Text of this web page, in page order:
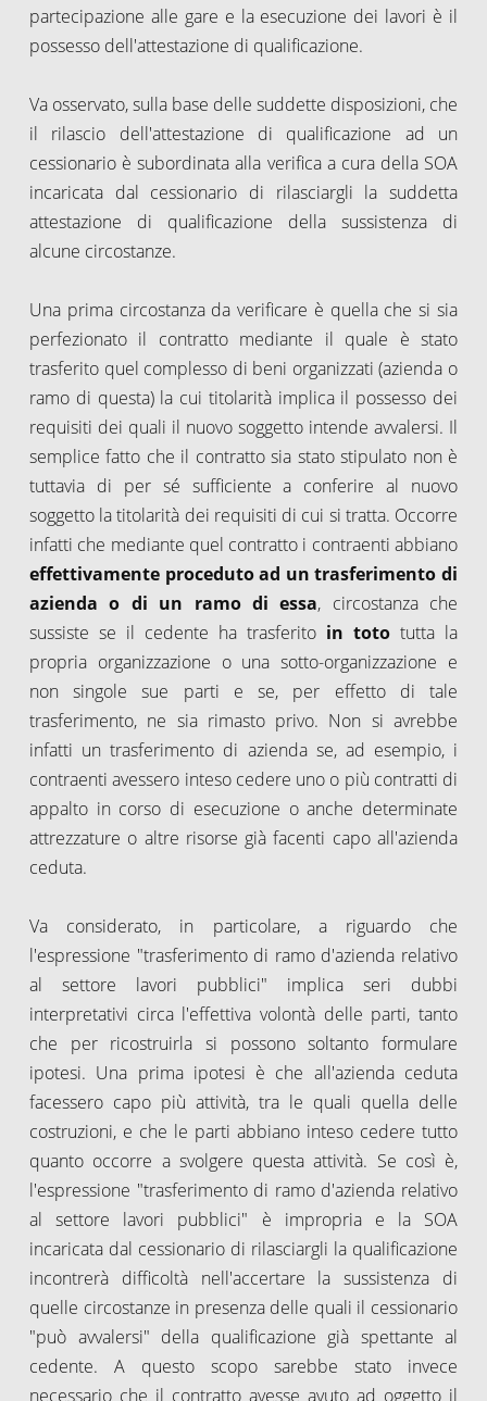
partecipazione alle gare e la esecuzione dei lavori è il
possesso dell'attestazione di qualificazione.
Va osservato, sulla base delle suddette disposizioni, che
il rilascio dell'attestazione di qualificazione ad un
cessionario è subordinata alla verifica a cura della SOA
incaricata dal cessionario di rilasciargli la suddetta
attestazione di qualificazione della sussistenza di
alcune circostanze.
Una prima circostanza da verificare è quella che si sia
perfezionato il contratto mediante il quale è stato
trasferito quel complesso di beni organizzati (azienda o
ramo di questa) la cui titolarità implica il possesso dei
requisiti dei quali il nuovo soggetto intende avvalersi. Il
semplice fatto che il contratto sia stato stipulato non è
tuttavia di per sé sufficiente a conferire al nuovo
soggetto la titolarità dei requisiti di cui si tratta. Occorre
infatti che mediante quel contratto i contraenti abbiano
effettivamente proceduto ad un trasferimento di
azienda o di un ramo di essa, circostanza che
sussiste se il cedente ha trasferito in toto tutta la
propria organizzazione o una sotto-organizzazione e
non singole sue parti e se, per effetto di tale
trasferimento, ne sia rimasto privo. Non si avrebbe
infatti un trasferimento di azienda se, ad esempio, i
contraenti avessero inteso cedere uno o più contratti di
appalto in corso di esecuzione o anche determinate
attrezzature o altre risorse già facenti capo all'azienda
ceduta.
Va considerato, in particolare, a riguardo che
l'espressione "trasferimento di ramo d'azienda relativo
al settore lavori pubblici" implica seri dubbi
interpretativi circa l'effettiva volontà delle parti, tanto
che per ricostruirla si possono soltanto formulare
ipotesi. Una prima ipotesi è che all'azienda ceduta
facessero capo più attività, tra le quali quella delle
costruzioni, e che le parti abbiano inteso cedere tutto
quanto occorre a svolgere questa attività. Se così è,
l'espressione "trasferimento di ramo d'azienda relativo
al settore lavori pubblici" è impropria e la SOA
incaricata dal cessionario di rilasciargli la qualificazione
incontrerà difficoltà nell'accertare la sussistenza di
quelle circostanze in presenza delle quali il cessionario
"può avvalersi" della qualificazione già spettante al
cedente. A questo scopo sarebbe stato invece
necessario che il contratto avesse avuto ad oggetto il